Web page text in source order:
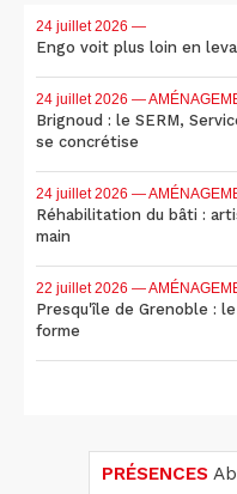
24 juillet 2026 —
Engo voit plus loin en
24 juillet 2026 —
Brignoud : le SERM,
se concrétise
24 juillet 2026 —
Réhabilitation du bâti :
main
22 juillet 2026 —
Presqu'île de Grenoble :
forme
PRÉSENCES